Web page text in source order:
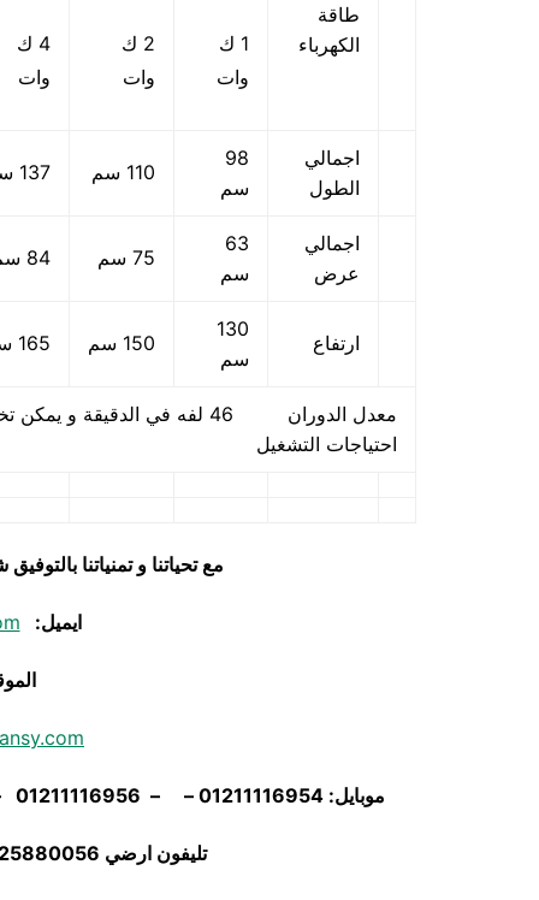
طاقة
الكهرباء
1 ك
وات
2 ك
وات
4 ك
وات
اجمالي
الطول
98
سم
110 سم 137 سم
اجمالي
عرض
63
سم
75 سم 84 سم
ارتفاع
130
سم
150 سم 165 سم
معدل الدوران 46 لفه في
احتياجات التشغيل
مع تحياتنا و تمنياتنا
ايميل:
موبايل: 01211116954 – – 01211116956 – – 01211116958 – 01211116955 – 01211116962
تليفون ارضي 0225880056 فاكس ارضي